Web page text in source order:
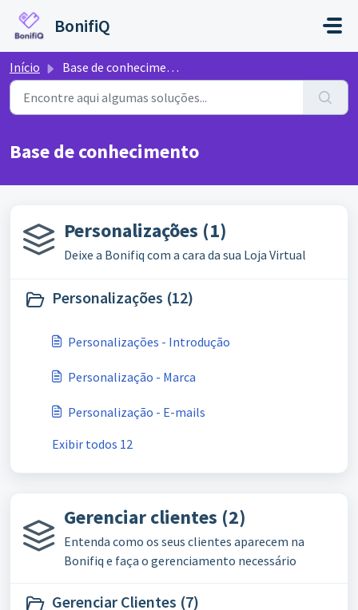
BonifiQ
Início Base de conhecimento
Base de conhecimento
Personalizações (1)
Deixe a Bonifiq com a cara da sua Loja Virtual
Personalizações (12)
Personalizações - Introdução
Personalização - Marca
Personalização - E-mails
Exibir todos 12
Gerenciar clientes (2)
Entenda como os seus clientes aparecem na
Bonifiq e faça o gerenciamento necessário
Gerenciar Clientes (7)